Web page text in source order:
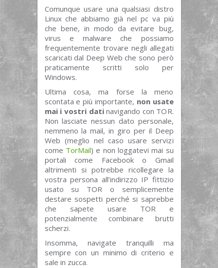
Comunque usare una qualsiasi distro
Linux che abbiamo già nel pc va più
che bene, in modo da evitare bug,
virus e malware che possiamo
frequentemente trovare negli allegati
scaricati dal Deep Web che sono però
praticamente scritti solo per
Windows.
Ultima cosa, ma forse la meno
scontata e più importante, non usate
mai i vostri datinavigando con TOR.
Non lasciate nessun dato personale,
nemmeno la mail, in giro per il Deep
Web (meglio nel caso usare servizi
come TorMail) e non loggatevi mai su
portali come Facebook o Gmail
altrimenti si potrebbe ricollegare la
vostra persona all’indirizzo IP fittizio
usato su TOR o semplicemente
destare sospetti perché si saprebbe
che sapete usare TOR e
potenzialmente combinare brutti
scherzi.
Insomma, navigate tranquilli ma
sempre con un minimo di criterio e
sale in zucca.